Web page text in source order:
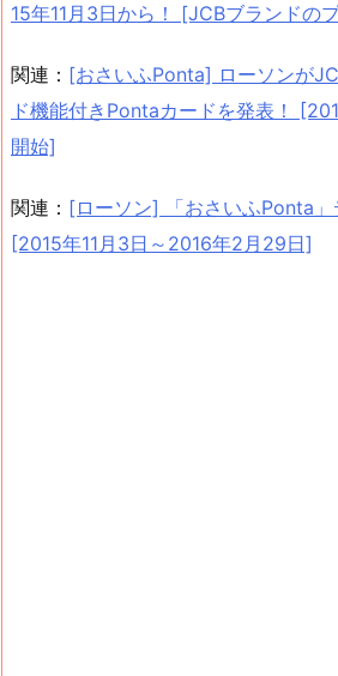
15年11月3日から！ [JCBブランドの
関連： [おさいふPonta] ローソンが
ド機能付きPontaカードを発表！
開始]
関連： [ローソン] 「おさいふPonta
[2015年11月3日～2016年2月29日]